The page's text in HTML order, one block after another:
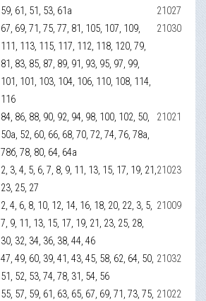
59, 61, 51, 53, 61а
21027
67, 69, 71, 75, 77, 81, 105, 107, 109,
111, 113, 115, 117, 112, 118, 120, 79,
81, 83, 85, 87, 89, 91, 93, 95, 97, 99,
101, 101, 103, 104, 106, 110, 108, 114,
116
21030
84, 86, 88, 90, 92, 94, 98, 100, 102, 50,
50а, 52, 60, 66, 68, 70, 72, 74, 76, 78а,
78б, 78, 80, 64, 64а
21021
2, 3, 4, 5, 6, 7, 8, 9, 11, 13, 15, 17, 19, 21,
23, 25, 27
21023
2, 4, 6, 8, 10, 12, 14, 16, 18, 20, 22, 3, 5,
7, 9, 11, 13, 15, 17, 19, 21, 23, 25, 28,
30, 32, 34, 36, 38, 44, 46
21009
47, 49, 60, 39, 41, 43, 45, 58, 62, 64, 50,
51, 52, 53, 74, 78, 31, 54, 56
21032
55, 57, 59, 61, 63, 65, 67, 69, 71, 73, 75, 21022